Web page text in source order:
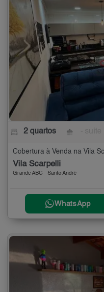
2 quartos
Cobertura à Venda na Vila
Vila Scarpelli
Grande ABC - Santo André
WhatsApp